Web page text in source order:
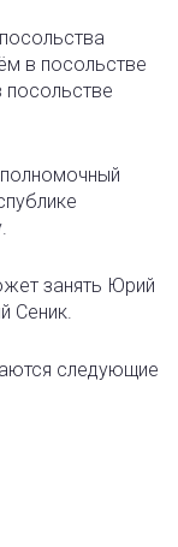
в посольстве
занять Юрий
Сеник.
следующие